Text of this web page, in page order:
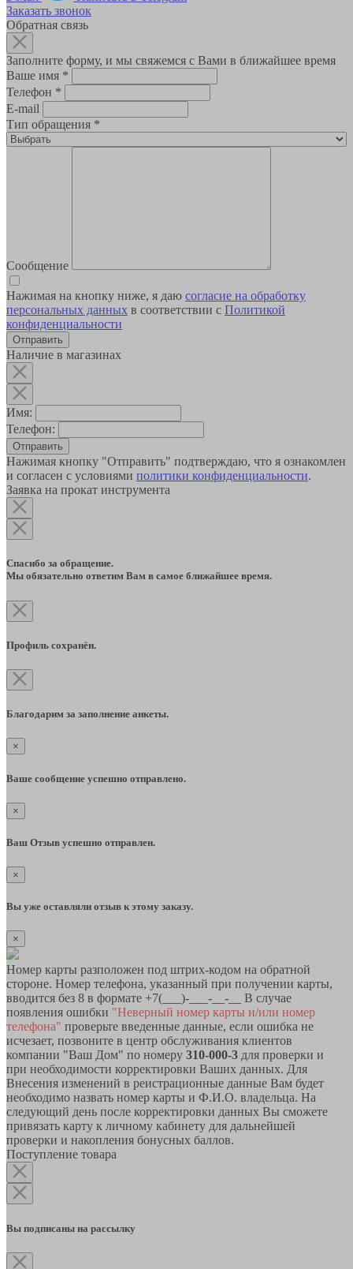
Заказать звонок
Обратная связь
Заполните форму, и мы свяжемся с Вами в ближайшее время
Ваше имя *
Телефон *
E-mail
Тип обращения *
Сообщение
Нажимая на кнопку ниже, я даю согласие на обработку
персональных данных в соответствии с Политикой
конфиденциальности
Наличие в магазинах
Имя:
Телефон:
Отправить
Нажимая кнопку "Отправить" подтверждаю, что я ознакомлен
и согласен с условиями политики конфиденциальности.
Заявка на прокат инструмента
Спасибо за обращение.
Мы обязательно ответим Вам в самое ближайшее время.
Профиль сохранён.
Благодарим за заполнение анкеты.
×
Ваше сообщение успешно отправлено.
×
Ваш Отзыв успешно отправлен.
×
Вы уже оставляли отзыв к этому заказу.
×
Номер карты разположен под штрих-кодом на обратной
стороне. Номер телефона, указанный при получении карты,
вводится без 8 в формате +7(___)-___-__-__ В случае
появления ошибки "Неверный номер карты и/или номер
телефона" проверьте введенные данные, если ошибка не
исчезает, позвоните в центр обслуживания клиентов
компании "Ваш Дом" по номеру 310-000-3 для проверки и
при необходимости корректировки Ваших данных. Для
Внесения изменений в реистрационные данные Вам будет
необходимо назвать номер карты и Ф.И.О. владельца. На
следующий день после корректировки данных Вы сможете
привязать карту к личному кабинету для дальнейшей
проверки и накопления бонусных баллов.
Поступление товара
Вы подписаны на рассылку